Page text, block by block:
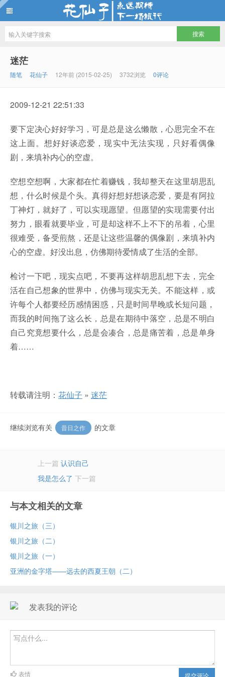
迷茫
随笔 花仙子 12年前 (2015-02-25) 3732浏览 0评论
2009-12-21 22:51:33
要下定决心好好学习，可是总是这么懒散，心思完全不在
这上面。想好好谈恋爱，现实中无法实现，只好看偶像
剧，来填补内心的空虚。
空想空想啊，大家都在忙着赚钱，我却整天在这里胡思乱
想，什么时候是个头。真得好想好想谈恋爱，要是有阿拉
丁神灯，就好了，可以实现愿望。但愿望的实现需要付出
努力，眼看就要毕业，可是却这样不上不下的吊着，心里
很难受，备受煎熬，还是让这些温馨的偶像剧，来填补内
心的空虚。好没出息，仿佛期待爱情成了生活的全部。
检讨一下吧，现实点吧，不要再这样胡思乱想下去，完全
活在自己想象的世界中，仿佛与现实无关。不能这样，或
许每个人都要经历感情困惑，只是时间早晚或长短问题，
而我的时间拖了这么长，总是在期待中落空，总是不明白
自己究竟想要什么，总是会凑合，总是痛苦着，总是单身
着……
转载请注明： 花仙子 » 迷茫
继续浏览有关 昔日之作 的文章
上一篇 认识自己
我是怎么了 下一篇
与本文相关的文章
银川之旅（三）
银川之旅（二）
银川之旅（一）
亚洲的金字塔——远去的西夏王朝（二）
发表我的评论
提交评论
表情